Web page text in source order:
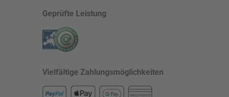
Geprüfte Leistung
Vielfältige Zahlungsmöglichkeiten
KREDITKARTE